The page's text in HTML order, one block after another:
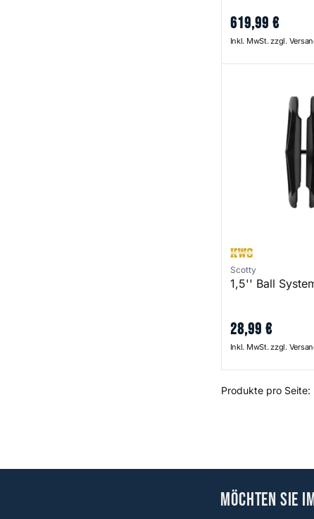
619,99 €
Inkl. MwSt. zzgl.
Scotty
1,5'' Ball
28,99 €
Inkl. MwSt. zzgl.
Produkte pro Seite:
Möchten Sie